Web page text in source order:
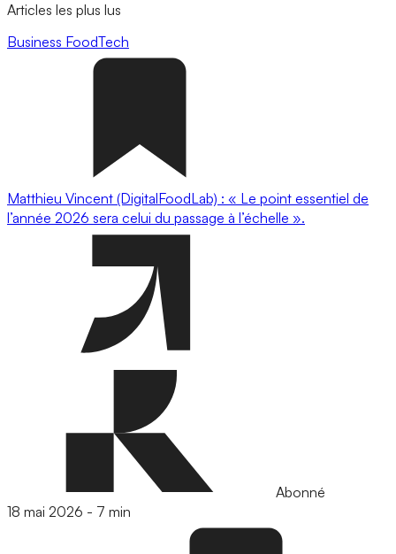
Articles les plus lus
Business FoodTech
Matthieu Vincent (DigitalFoodLab) : « Le point essentiel de
l’année 2026 sera celui du passage à l’échelle ».
Abonné
18 mai 2026 - 7 min